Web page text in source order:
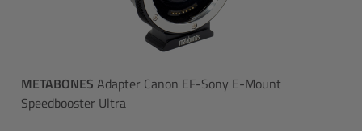
METABONES Adapter Canon EF-Sony E-Mount
Speedbooster Ultra